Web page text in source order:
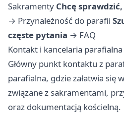
Sakramenty Chcę
→ Przynależność do parafii
częste pytania → FAQ
Kontakt i kancelaria parafialna
Główny punkt kontaktu z
parafialna, gdzie załatwia się
związane z sakramentami,
oraz dokumentacją kościelną.